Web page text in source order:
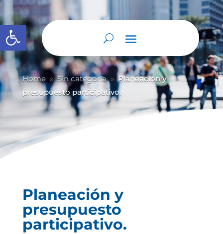
Abrir barra de herramientas
Home 9 Sin categoría 9 Planeación y
presupuesto participativo.
Planeación y
presupuesto
participativo.